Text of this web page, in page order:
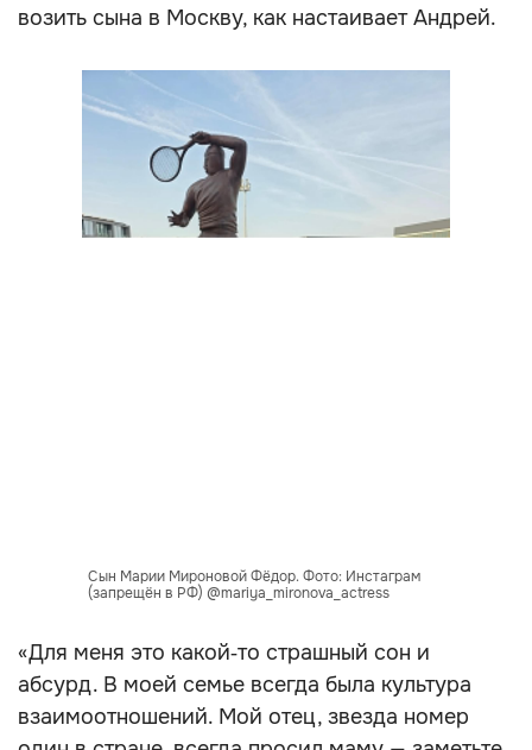
возить сына в Москву, как настаивает Андрей.
Сын Марии Мироновой Фёдор. Фото: Инстаграм
(запрещён в РФ) @mariya_mironova_actress
«Для меня это какой‑то страшный сон и
абсурд. В моей семье всегда была культура
взаимоотношений. Мой отец, звезда номер